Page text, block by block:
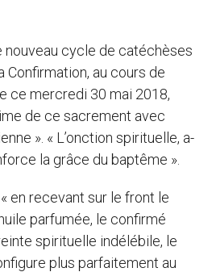
nouveau cycle de catéchèses
Confirmation, au cours de
ce mercredi 30 mai 2018,
de ce sacrement avec
». « L’onction spirituelle, a-
la grâce du baptême ».
en recevant sur le front le
parfumée, le confirmé
spirituelle indélébile, le
plus parfaitement au